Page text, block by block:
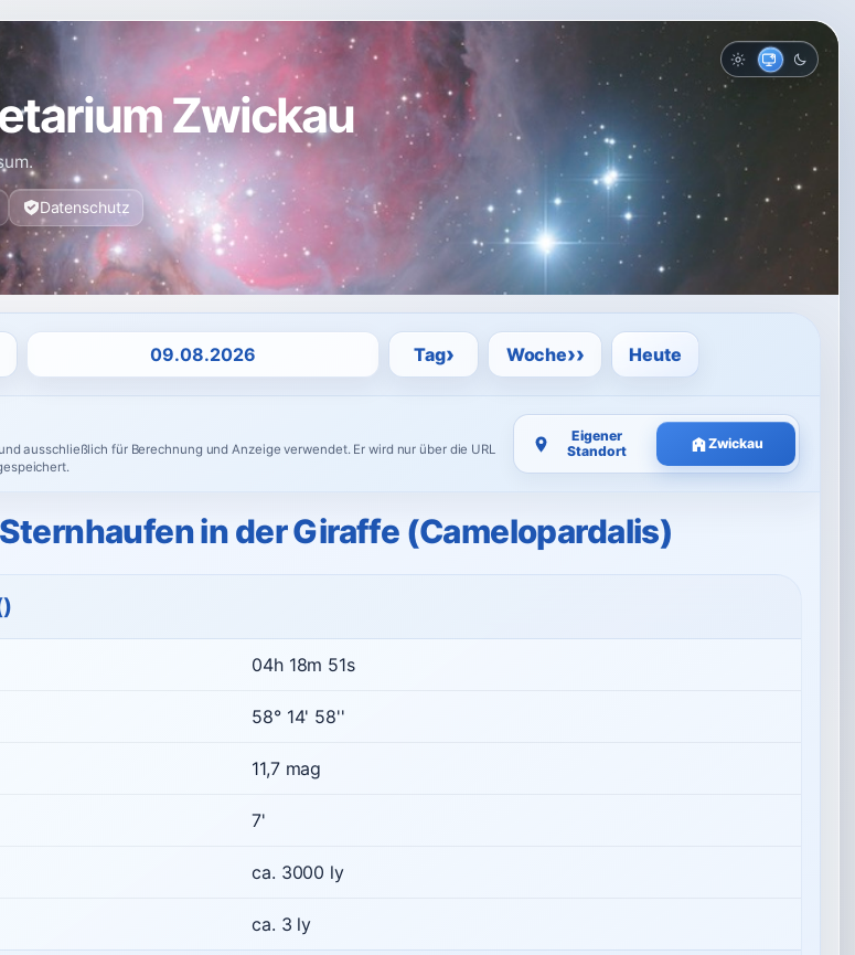
Zwickau
Datenschutz
Hell AutoDunkel
Datum auswählen Tag› Woche›› Heute
ausschließlich für Berechnung und Anzeige verwendet. Er wird nur über die URL
Eigener
Standort
Zwickau
in der Giraffe (Camelopardalis)
04h 18m 51s
58° 14' 58''
11,7 mag
7'
ca. 3000 ly
ca. 3 ly